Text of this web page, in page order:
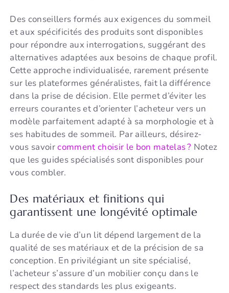
Des conseillers formés aux exigences du sommeil
et aux spécificités des produits sont disponibles
pour répondre aux interrogations, suggérant des
alternatives adaptées aux besoins de chaque profil.
Cette approche individualisée, rarement présente
sur les plateformes généralistes, fait la différence
dans la prise de décision. Elle permet d’éviter les
erreurs courantes et d’orienter l’acheteur vers un
modèle parfaitement adapté à sa morphologie et à
ses habitudes de sommeil. Par ailleurs, désirez-
vous savoircomment choisir le bon matelas ? Notez
que les guides spécialisés sont disponibles pour
vous combler.
Des matériaux et finitions qui
garantissent une longévité optimale
La durée de vie d’un lit dépend largement de la
qualité de ses matériaux et de la précision de sa
conception. En privilégiant un site spécialisé,
l’acheteur s’assure d’un mobilier conçu dans le
respect des standards les plus exigeants.